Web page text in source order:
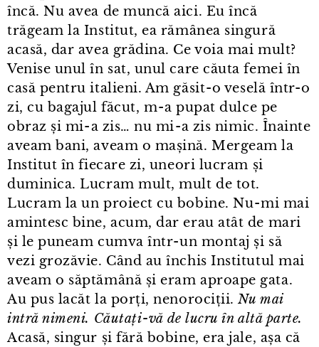
încă. Nu avea de muncă aici. Eu încă
trăgeam la Institut, ea rămânea singură
acasă, dar avea grădina. Ce voia mai mult?
Venise unul în sat, unul care căuta femei în
casă pentru italieni. Am găsit⁠-⁠o veselă într⁠-⁠o
zi, cu bagajul făcut, m⁠-⁠a pupat dulce pe
obraz și mi⁠-⁠a zis… nu mi⁠-⁠a zis nimic. Înainte
aveam bani, aveam o mașină. Mergeam la
Institut în fiecare zi, uneori lucram și
duminica. Lucram mult, mult de tot.
Lucram la un proiect cu bobine. Nu⁠-⁠mi mai
amintesc bine, acum, dar erau atât de mari
și le puneam cumva într⁠-⁠un montaj și să
vezi grozăvie. Când au închis Institutul mai
aveam o săptămână și eram aproape gata.
Au pus lacăt la porți, nenorociții.Nu mai
intră nimeni. Căutați⁠-⁠vă de lucru în altă parte.
Acasă, singur și fără bobine, era jale, așa că